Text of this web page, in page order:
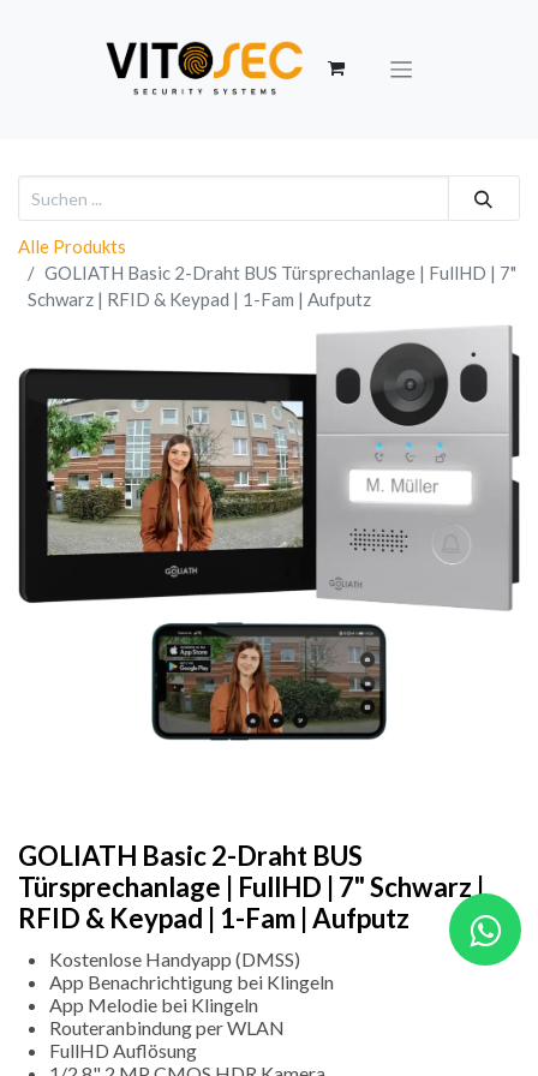
Alle Produkts
GOLIATH Basic 2-Draht BUS Türsprechanlage | FullHD | 7"
Schwarz | RFID & Keypad | 1-Fam | Aufputz
GOLIATH Basic 2-Draht BUS
Türsprechanlage | FullHD | 7" Schwarz |
RFID & Keypad | 1-Fam | Aufputz
Kostenlose Handyapp (DMSS)
App Benachrichtigung bei Klingeln
App Melodie bei Klingeln
Routeranbindung per WLAN
FullHD Auflösung